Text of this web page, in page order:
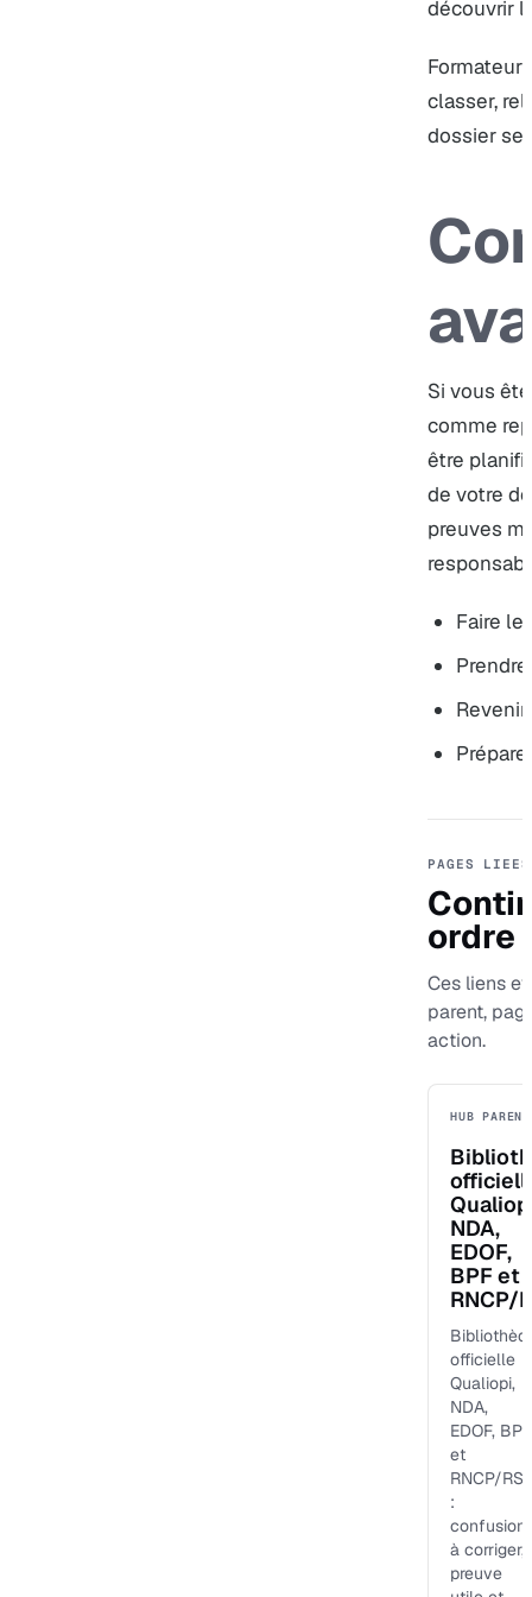
découvrir
Formateur
classer,
dossier
Si vous
comme
être
de votre
preuves
Faire
PAGES LIEES
ordre
Ces liens
parent,
action.
HUB PARENT
NDA,
EDOF,
BPF et
RNCP/
officielle
Qualiopi,
NDA,
EDOF, BPF
et
RNCP/RS
:
confusion
à corriger,
preuve